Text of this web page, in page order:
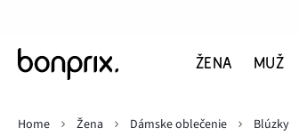
ŽENA MUŽ
Home
Žena Dámske oblečenie Blúzky